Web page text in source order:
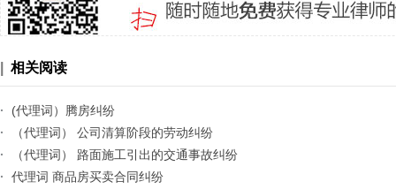
相关阅读
·
(代理词）腾房纠纷
·
（代理词） 公司清算阶段的劳动纠纷
·
（代理词） 路面施工引出的交通事故纠纷
·
代理词 商品房买卖合同纠纷